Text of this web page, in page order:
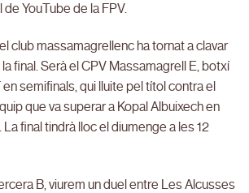
YouTube de la FPV.
club massamagrellenc ha tornat a clavar
final. Serà el CPV Massamagrell E, botxí
semifinals, qui lluite pel títol contra el
que va superar a Kopal Albuixech en
La final tindrà lloc el diumenge a les 12
B, viurem un duel entre Les Alcusses